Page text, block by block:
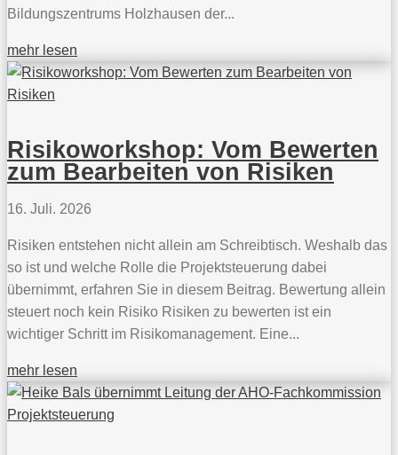
Bildungszentrums Holzhausen der...
mehr lesen
Risikoworkshop: Vom Bewerten
zum Bearbeiten von Risiken
16. Juli. 2026
Risiken entstehen nicht allein am Schreibtisch. Weshalb das
so ist und welche Rolle die Projektsteuerung dabei
übernimmt, erfahren Sie in diesem Beitrag. Bewertung allein
steuert noch kein Risiko Risiken zu bewerten ist ein
wichtiger Schritt im Risikomanagement. Eine...
mehr lesen